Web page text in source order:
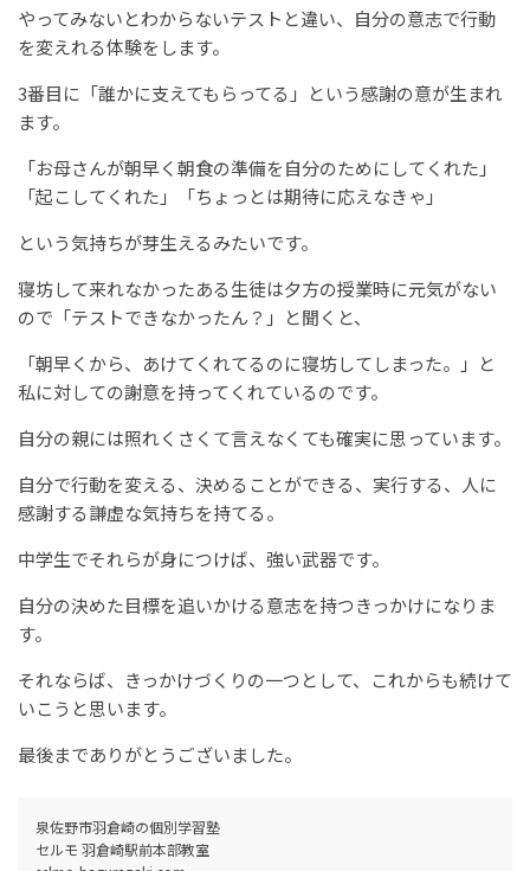
やってみないとわからないテストと違い、自分の意志で行動
を変えれる体験をします。
3番目に「誰かに支えてもらってる」という感謝の意が生まれ
ます。
「お母さんが朝早く朝食の準備を自分のためにしてくれた」
「起こしてくれた」「ちょっとは期待に応えなきゃ」
という気持ちが芽生えるみたいです。
寝坊して来れなかったある生徒は夕方の授業時に元気がない
ので「テストできなかったん？」と聞くと、
「朝早くから、あけてくれてるのに寝坊してしまった。」と
私に対しての謝意を持ってくれているのです。
自分の親には照れくさくて言えなくても確実に思っています。
自分で行動を変える、決めることができる、実行する、人に
感謝する謙虚な気持ちを持てる。
中学生でそれらが身につけば、強い武器です。
自分の決めた目標を追いかける意志を持つきっかけになりま
す。
それならば、きっかけづくりの一つとして、これからも続けて
いこうと思います。
最後までありがとうございました。
泉佐野市羽倉崎の個別学習塾
セルモ 羽倉崎駅前本部教室